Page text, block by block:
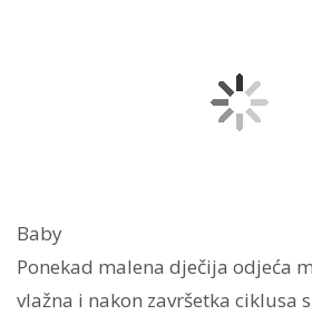
Baby
Ponekad malena dječija odjeća
vlažna i nakon završetka ciklusa